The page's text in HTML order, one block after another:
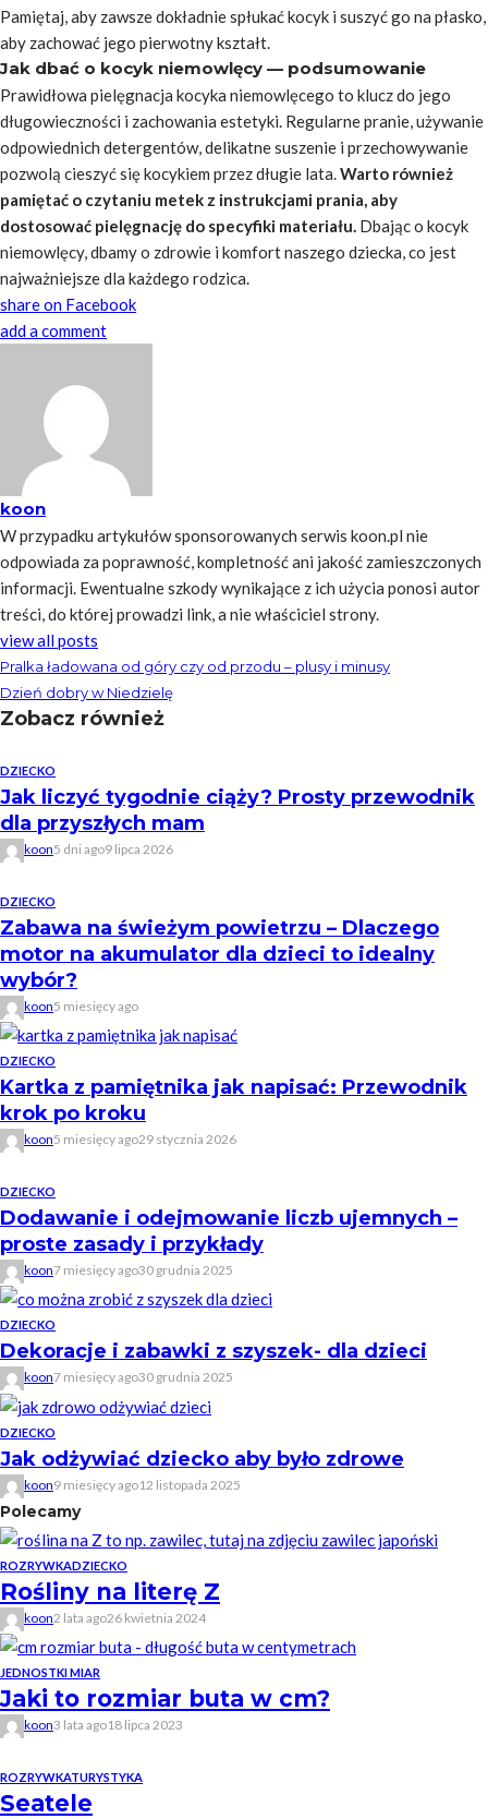
Pamiętaj, aby zawsze dokładnie spłukać kocyk i suszyć go na płasko,
aby zachować jego pierwotny kształt.
Jak dbać o kocyk niemowlęcy — podsumowanie
Prawidłowa pielęgnacja kocyka niemowlęcego to klucz do jego
długowieczności i zachowania estetyki. Regularne pranie, używanie
odpowiednich detergentów, delikatne suszenie i przechowywanie
pozwolą cieszyć się kocykiem przez długie lata.Warto również
pamiętać o czytaniu metek z instrukcjami prania, aby
dostosować pielęgnację do specyfiki materiału. Dbając o kocyk
niemowlęcy, dbamy o zdrowie i komfort naszego dziecka, co jest
najważniejsze dla każdego rodzica.
share on Facebook
add a comment
koon
W przypadku artykułów sponsorowanych serwis koon.pl nie
odpowiada za poprawność, kompletność ani jakość zamieszczonych
informacji. Ewentualne szkody wynikające z ich użycia ponosi autor
treści, do której prowadzi link, a nie właściciel strony.
view all posts
Pralka ładowana od góry czy od przodu – plusy i minusy
Dzień dobry w Niedzielę
Zobacz również
DZIECKO
Jak liczyć tygodnie ciąży? Prosty przewodnik
dla przyszłych mam
koon5 dni ago9 lipca 2026
DZIECKO
Zabawa na świeżym powietrzu – Dlaczego
motor na akumulator dla dzieci to idealny
wybór?
koon5 miesięcy ago
DZIECKO
Kartka z pamiętnika jak napisać: Przewodnik
krok po kroku
koon5 miesięcy ago29 stycznia 2026
DZIECKO
Dodawanie i odejmowanie liczb ujemnych –
proste zasady i przykłady
koon7 miesięcy ago30 grudnia 2025
DZIECKO
Dekoracje i zabawki z szyszek- dla dzieci
koon7 miesięcy ago30 grudnia 2025
DZIECKO
Jak odżywiać dziecko aby było zdrowe
koon9 miesięcy ago12 listopada 2025
Polecamy
ROZRYWKADZIECKO
Rośliny na literę Z
koon2 lata ago26 kwietnia 2024
JEDNOSTKI MIAR
Jaki to rozmiar buta w cm?
koon3 lata ago18 lipca 2023
ROZRYWKATURYSTYKA
Seatele